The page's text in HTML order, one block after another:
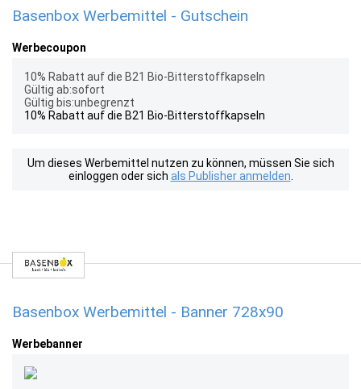
Basenbox Werbemittel - Gutschein
Werbecoupon
10% Rabatt auf die B21 Bio-Bitterstoffkapseln
Gültig ab:sofort
Gültig bis:unbegrenzt
10% Rabatt auf die B21 Bio-Bitterstoffkapseln
Um dieses Werbemittel nutzen zu können, müssen Sie sich
einloggen oder sich als Publisher anmelden
Basenbox Werbemittel - Banner 728x90
Werbebanner